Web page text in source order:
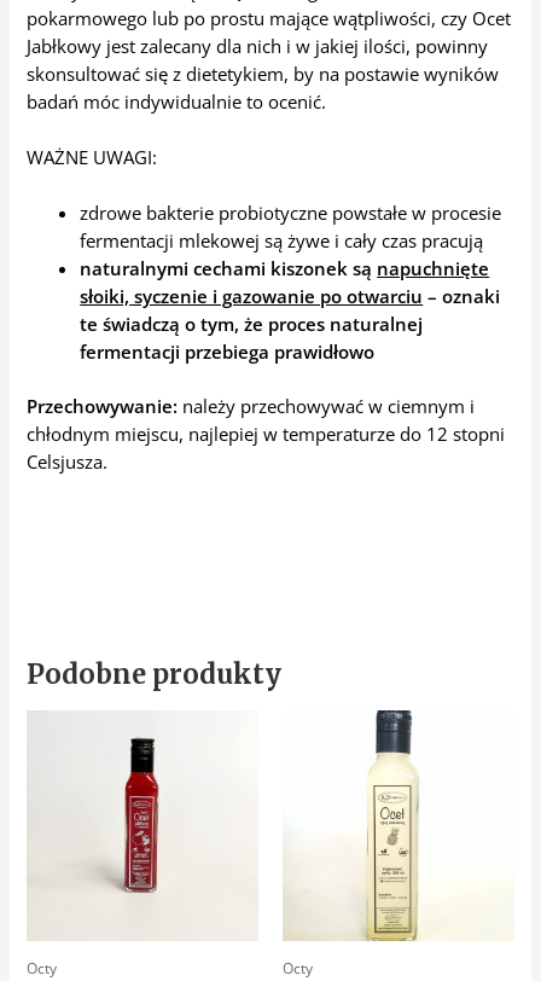
pokarmowego lub po prostu mające wątpliwości, czy Ocet
Jabłkowy jest zalecany dla nich i w jakiej ilości, powinny
skonsultować się z dietetykiem, by na postawie wyników
badań móc indywidualnie to ocenić.
WAŻNE UWAGI:
zdrowe bakterie probiotyczne powstałe w procesie
fermentacji mlekowej są żywe i cały czas pracują
naturalnymi cechami kiszonek są napuchnięte
słoiki, syczenie i gazowanie po otwarciu – oznaki
te świadczą o tym, że proces naturalnej
fermentacji przebiega prawidłowo
Przechowywanie: należy przechowywać w ciemnym i
chłodnym miejscu, najlepiej w temperaturze do 12 stopni
Celsjusza.
Podobne produkty
Octy Octy